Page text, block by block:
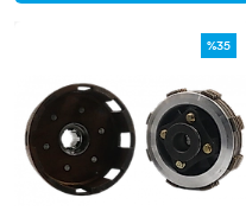
%35